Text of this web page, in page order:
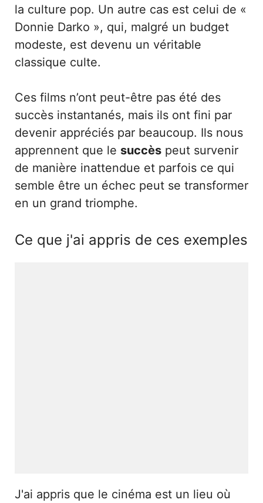
la culture pop. Un autre cas est celui de «
Donnie Darko », qui, malgré un budget
modeste, est devenu un véritable
classique culte.
Ces films n’ont peut-être pas été des
succès instantanés, mais ils ont fini par
devenir appréciés par beaucoup. Ils nous
apprennent que le succès peut survenir
de manière inattendue et parfois ce qui
semble être un échec peut se transformer
en un grand triomphe.
Ce que j'ai appris de ces exemples
J'ai appris que le cinéma est un lieu où